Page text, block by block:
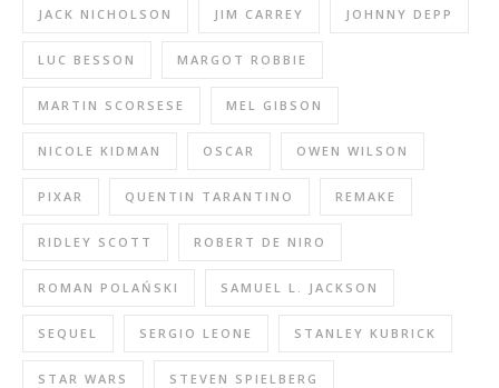
JACK NICHOLSON JIM CARREY JOHNNY DEPP
LUC BESSON MARGOT ROBBIE
MARTIN SCORSESE MEL GIBSON
NICOLE KIDMAN OSCAR OWEN WILSON
PIXAR QUENTIN TARANTINO REMAKE
RIDLEY SCOTT ROBERT DE NIRO
ROMAN POLAŃSKI SAMUEL L. JACKSON
SEQUEL SERGIO LEONE STANLEY KUBRICK
STAR WARS STEVEN SPIELBERG